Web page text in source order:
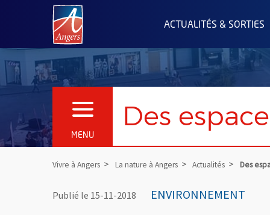
Angers.fr : Retour à l'accueil
ACTUALITÉS & SORTIES
MENU
OUVRIR LE MENU Des
Vivre à Angers La nature à Angers Actualités Des
Publié le 15-11-2018 ENVIRONNEMENT